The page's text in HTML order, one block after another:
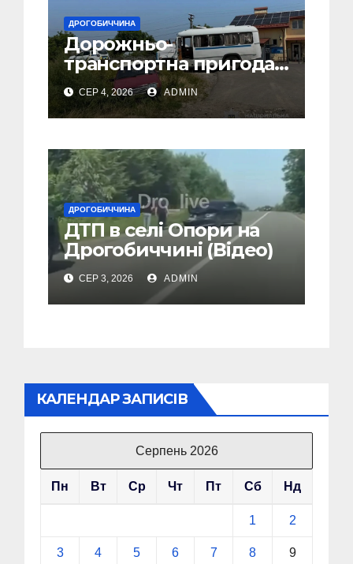
ДРОГОБИЧЧИНА
Дорожньо-
транспортна пригода
у селі Попелі на
Дрогобиччині
СЕР 4, 2026 ADMIN
ДРОГОБИЧЧИНА
ДТП в селі Опори на
Дрогобиччині (Відео)
СЕР 3, 2026 ADMIN
КАЛЕНДАР ЗАПИСІВ
Серпень 2026
Пн Вт Ср Чт Пт Сб Нд
1 2
3 4 5 6 7 8 9